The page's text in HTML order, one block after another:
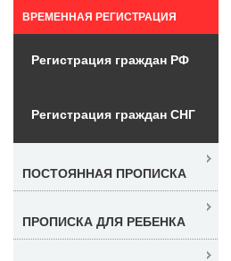
ВРЕМЕННАЯ РЕГИСТРАЦИЯ
Регистрация граждан РФ
Регистрация граждан СНГ
ПОСТОЯННАЯ ПРОПИСКА
ПРОПИСКА ДЛЯ РЕБЕНКА